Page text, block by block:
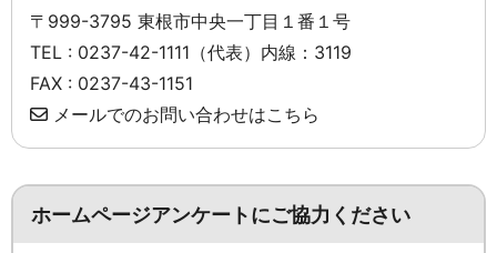
〒999-3795 東根市中央一丁目１番１号
TEL : 0237-42-1111（代表）内線：3119
FAX : 0237-43-1151
メールでのお問い合わせはこちら
ホームページアンケートにご協力ください